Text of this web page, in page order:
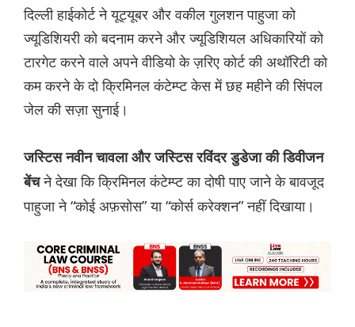
दिल्ली हाईकोर्ट ने यूट्यूबर और वकील गुलशन पाहुजा को
ज्यूडिशियरी को बदनाम करने और ज्यूडिशियल अधिकारियों को
टारगेट करने वाले अपने वीडियो के ज़रिए कोर्ट की अथॉरिटी को
कम करने के दो क्रिमिनल कंटेम्प्ट केस में छह महीने की सिंपल
जेल की सज़ा सुनाई।
जस्टिस नवीन चावला और जस्टिस रविंदर डुडेजा की डिवीजन
बेंचने देखा कि क्रिमिनल कंटेम्प्ट का दोषी पाए जाने के बावजूद
पाहुजा ने “कोई अफ़सोस” या “कोर्स करेक्शन” नहीं दिखाया।